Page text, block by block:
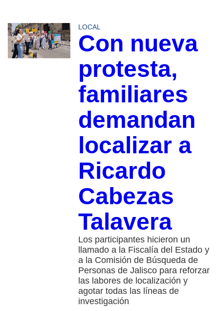
LOCAL
Con nueva
protesta,
familiares
demandan
localizar a
Ricardo
Cabezas
Talavera
Los participantes hicieron un
llamado a la Fiscalía del Estado y
a la Comisión de Búsqueda de
Personas de Jalisco para reforzar
las labores de localización y
agotar todas las líneas de
investigación